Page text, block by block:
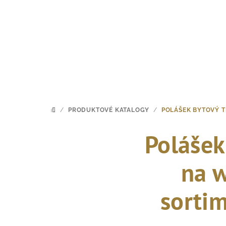
DOMŮ
/ PRODUKTOVÉ KATALOGY / POLÁŠEK BYTOVÝ
na